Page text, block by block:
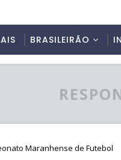
BRASILEIRÃO
Maranhense de Futebol